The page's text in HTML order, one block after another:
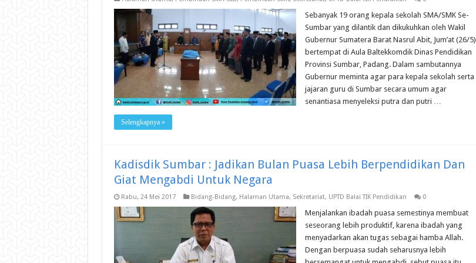
Sebanyak 19 orang kepala sekolah SMA/SMK Se-
Sumbar yang dilantik dan dikukuhkan oleh Wakil
Gubernur Sumatera Barat Nasrul Abit, Jum’at (26/5)
bertempat di Aula Baltekkomdik Dinas Pendidikan
Provinsi Sumbar, Padang. Dalam sambutannya
Gubernur meminta agar para kepala sekolah serta
jajaran guru di Sumbar secara umum agar
senantiasa menyeleksi putra dan putri …
Selengkapnya »
Kadisdik Sumbar : Jadikan Bulan Puasa Lebih Berpendidikan Dan
Giat Mengabdi Untuk Negara
Rabu, 24 Mei 2017 Bidang-Bidang, Halaman Utama, Sekretariat, UPTD Balai TIK Pendidikan 0
Menjalankan ibadah puasa semestinya membuat
seseorang lebih produktif, karena ibadah yang
menyadarkan akan tugas sebagai hamba Allah.
Dengan berpuasa sudah seharusnya lebih